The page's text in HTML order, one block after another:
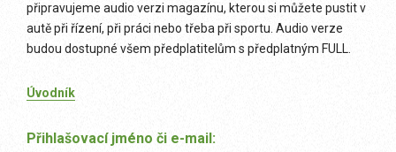
připravujeme audio verzi magazínu, kterou si můžete pustit v
autě při řízení, při práci nebo třeba při sportu. Audio verze
budou dostupné všem předplatitelům s předplatným FULL.
Úvodník
Přihlašovací jméno či e-mail: